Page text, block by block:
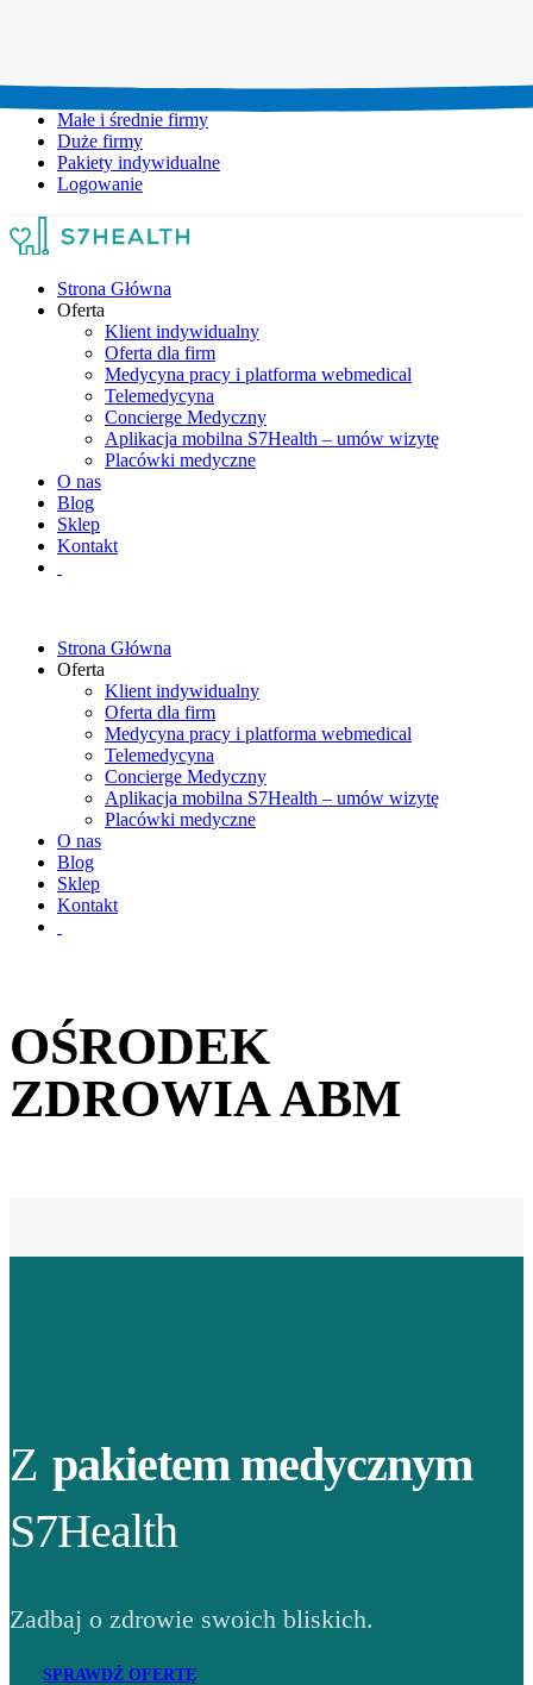
Małe i średnie firmy
Duże firmy
Pakiety indywidualne
Logowanie
Strona Główna
Oferta
Klient indywidualny
Oferta dla firm
Medycyna pracy i platforma webmedical
Telemedycyna
Concierge Medyczny
Aplikacja mobilna S7Health – umów wizytę
Placówki medyczne
O nas
Blog
Sklep
Kontakt
Strona Główna
Oferta
Klient indywidualny
Oferta dla firm
Medycyna pracy i platforma webmedical
Telemedycyna
Concierge Medyczny
Aplikacja mobilna S7Health – umów wizytę
Placówki medyczne
O nas
Blog
Sklep
Kontakt
OŚRODEK
ZDROWIA ABM
Z pakietem medycznym
S7Health
Zadbaj o zdrowie swoich bliskich.
SPRAWDŹ OFERTĘ